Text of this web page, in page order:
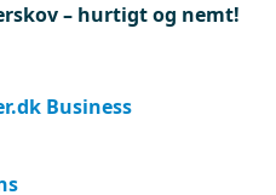
– hurtigt og nemt!
Business